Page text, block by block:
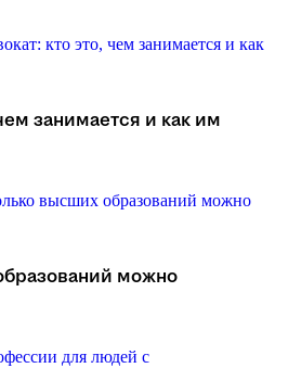
занимается и как им
можно